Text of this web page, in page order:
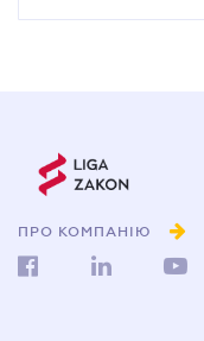
ПРО КОМПАНІЮ